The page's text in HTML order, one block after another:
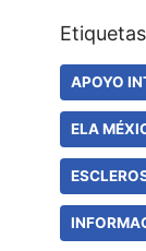
APOYO
ELA